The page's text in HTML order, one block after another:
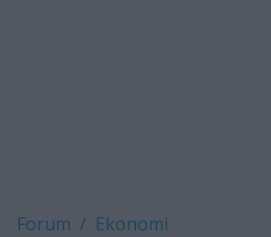
Forum
Ekonomi